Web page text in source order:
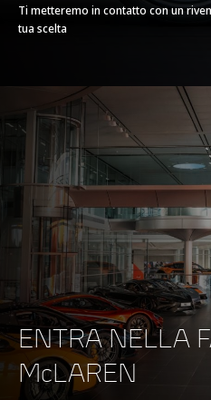
FRENATA
100-0kph (62-0mph)
200-0kph (124-0mph)
Ti metteremo in contatto con un
tua scelta
ENTRA NELLA
McLAREN